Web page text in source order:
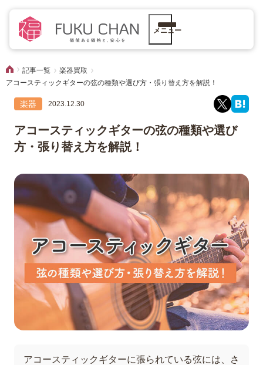
メニュー
記事一覧
楽器買取
アコースティックギターの弦の種類や選び方・張り替え方を解説！
楽器 2023.12.30
アコースティックギターの弦の種類や選び
方・張り替え方を解説！
アコースティックギターに張られている弦には、さ